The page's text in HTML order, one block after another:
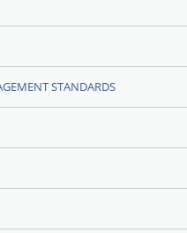
STANDARDS